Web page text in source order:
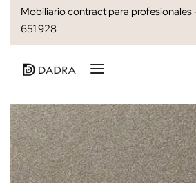
Mobiliario contract para profesionales
651 928